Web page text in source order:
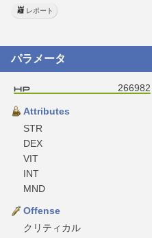
レポート
パラメータ
266982
Attributes
STR
DEX
VIT
INT
MND
Offense
クリティカル